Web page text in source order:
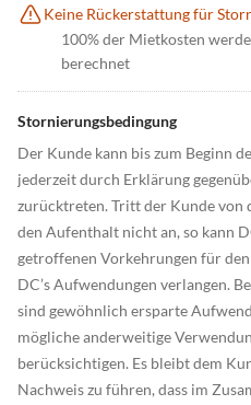
Keine Rückerstattung für
100% der Mietkosten
berechnet
Stornierungsbedingung
Der Kunde kann bis zum Beginn
jederzeit durch Erklärung
zurücktreten. Tritt der Kunde
den Aufenthalt nicht an, so kann
getroffenen Vorkehrungen für
DC’s Aufwendungen verlangen.
sind gewöhnlich ersparte
mögliche anderweitige
berücksichtigen. Es bleibt dem
Nachweis zu führen, dass im